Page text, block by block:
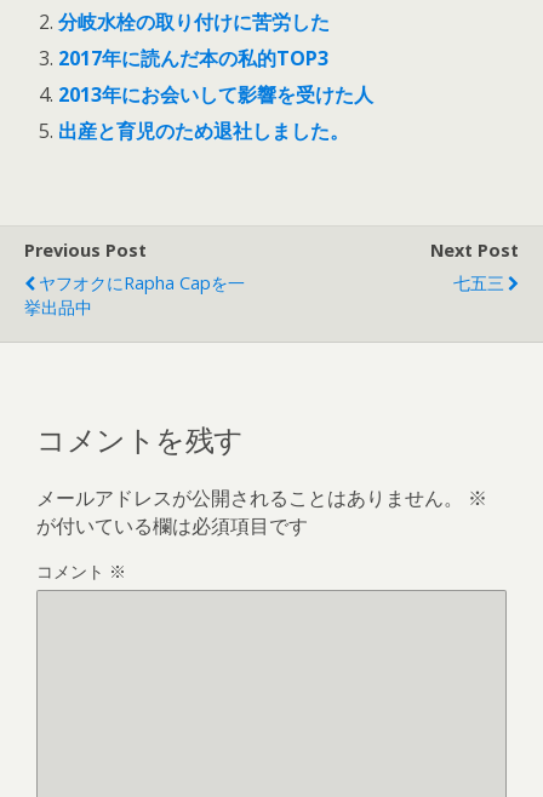
分岐水栓の取り付けに苦労した
2017年に読んだ本の私的TOP3
2013年にお会いして影響を受けた人
出産と育児のため退社しました。
Previous Post
ヤフオクにRapha Capを一
挙出品中
Next Post
七五三
コメントを残す
メールアドレスが公開されることはありません。
※
が付いている欄は必須項目です
コメント ※